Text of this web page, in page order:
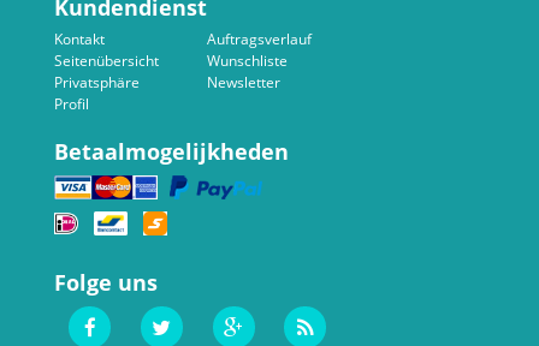
Kundendienst
Kontakt
Seitenübersicht
Privatsphäre
Profil
Auftragsverlauf
Wunschliste
Newsletter
Betaalmogelijkheden
Folge uns